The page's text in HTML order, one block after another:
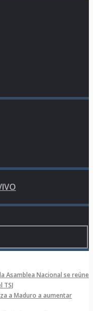
Asamblea Nacional se reúne
a Maduro a aumentar